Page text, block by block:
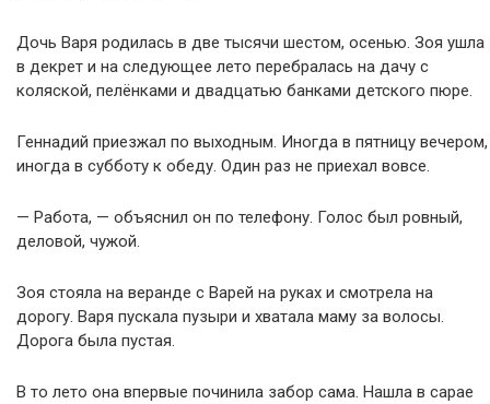
Дочь Варя родилась в две тысячи шестом, осенью. Зоя ушла
в декрет и на следующее лето перебралась на дачу с
коляской, пелёнками и двадцатью банками детского пюре.
Геннадий приезжал по выходным. Иногда в пятницу вечером,
иногда в субботу к обеду. Один раз не приехал вовсе.
— Работа, — объяснил он по телефону. Голос был ровный,
деловой, чужой.
Зоя стояла на веранде с Варей на руках и смотрела на
дорогу. Варя пускала пузыри и хватала маму за волосы.
Дорога была пустая.
В то лето она впервые починила забор сама. Нашла в сарае